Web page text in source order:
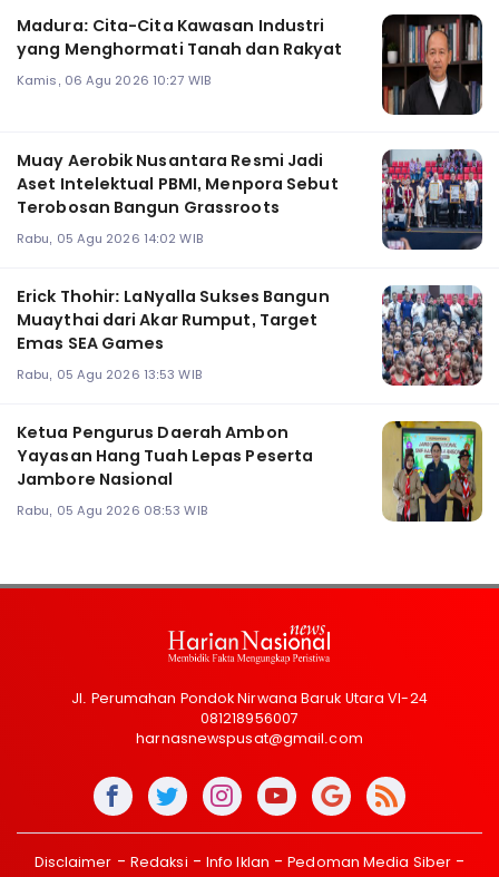
Madura: Cita-Cita Kawasan Industri
yang Menghormati Tanah dan Rakyat
Kamis, 06 Agu 2026 10:27 WIB
Muay Aerobik Nusantara Resmi Jadi
Aset Intelektual PBMI, Menpora Sebut
Terobosan Bangun Grassroots
Rabu, 05 Agu 2026 14:02 WIB
Erick Thohir: LaNyalla Sukses Bangun
Muaythai dari Akar Rumput, Target
Emas SEA Games
Rabu, 05 Agu 2026 13:53 WIB
Ketua Pengurus Daerah Ambon
Yayasan Hang Tuah Lepas Peserta
Jambore Nasional
Rabu, 05 Agu 2026 08:53 WIB
Jl. Perumahan Pondok Nirwana Baruk Utara VI-24
081218956007
harnasnewspusat@gmail.com
Disclaimer Redaksi Info Iklan
Pedoman Media Siber